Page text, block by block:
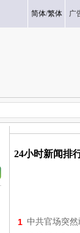
简体/繁体 广
24小时新闻排
1 中共官场突